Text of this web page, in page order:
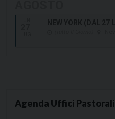
Agenda Uffici Pastorali